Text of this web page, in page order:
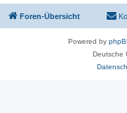
Foren-Übersicht
Powered by
Deutsche